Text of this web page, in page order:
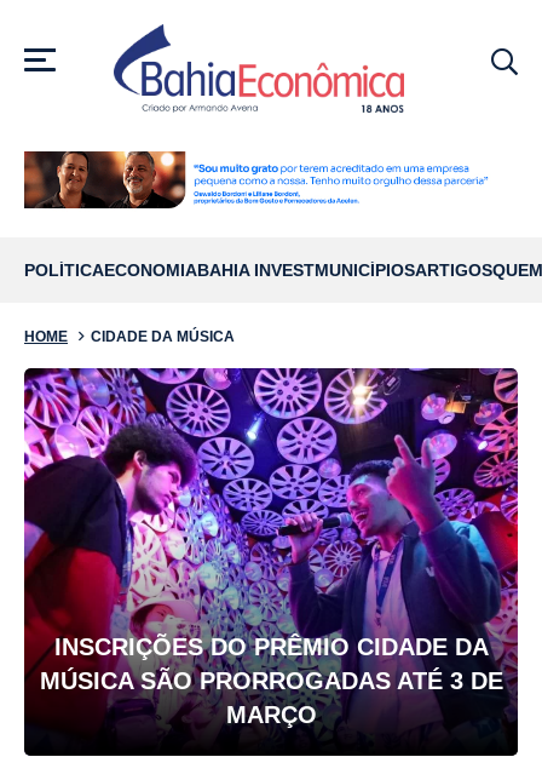
MENU
POLÍTICAECONOMIABAHIA INVESTMUNICÍPIOSARTIGOS
HOME CIDADE DA MÚSICA
INSCRIÇÕES DO PRÊMIO CIDADE DA
MÚSICA SÃO PRORROGADAS ATÉ 3 DE
MARÇO